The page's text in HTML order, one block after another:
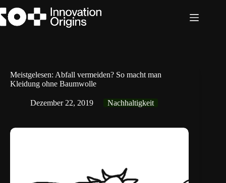
Inhalt
springen
Meistgelesen: Abfall vermeiden? So macht man
Kleidung ohne Baumwolle
Dezember 22, 2019 Nachhaltigkeit